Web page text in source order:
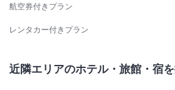
航空券付きプラン
レンタカー付きプラン
近隣エリアのホテル・旅館・宿